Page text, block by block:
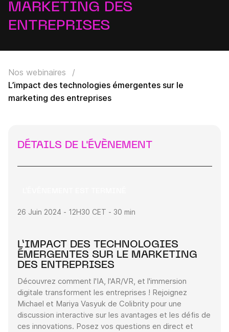
MARKETING DES
ENTREPRISES
Nos webinaires
L’impact des technologies émergentes sur le
marketing des entreprises
DÉTAILS DE L'ÉVÈNEMENT
26 Juin 2024 - 12H30 CET - 30 min
L’IMPACT DES TECHNOLOGIES
ÉMERGENTES SUR LE MARKETING
DES ENTREPRISES
Découvrez comment l'IA, l'AR/VR, et l'immersion
digitale transforment les entreprises ! Rejoignez
Michael et Mariya Vasyuk de Colibrity pour une
discussion interactive sur les avantages et les défis de
ces innovations. Posez vos questions en direct et